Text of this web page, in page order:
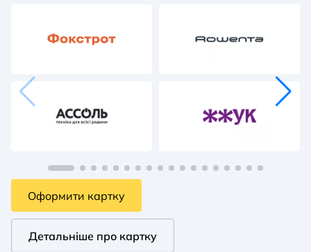
Оформити картку
Детальніше про картку